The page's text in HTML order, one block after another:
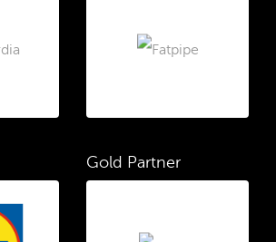
Gold Partner